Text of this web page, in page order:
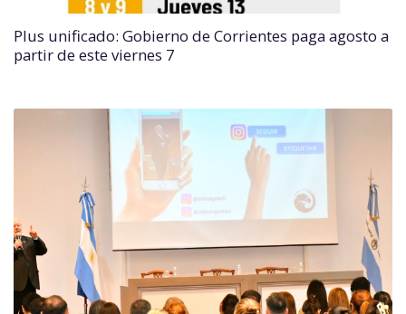
Plus unificado: Gobierno de Corrientes paga agosto a
partir de este viernes 7